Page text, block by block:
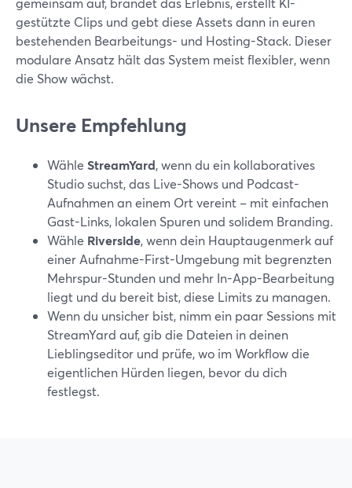
gestützte Clips und gebt diese Assets dann in euren
bestehenden Bearbeitungs- und Hosting-Stack. Dieser
modulare Ansatz hält das System meist flexibler, wenn
die Show wächst.
Unsere Empfehlung
Wähle StreamYard, wenn du ein kollaboratives
Studio suchst, das Live-Shows und Podcast-
Aufnahmen an einem Ort vereint – mit einfachen
Gast-Links, lokalen Spuren und solidem Branding.
Wähle Riverside, wenn dein Hauptaugenmerk auf
einer Aufnahme-First-Umgebung mit begrenzten
Mehrspur-Stunden und mehr In-App-Bearbeitung
liegt und du bereit bist, diese Limits zu managen.
Wenn du unsicher bist, nimm ein paar Sessions mit
StreamYard auf, gib die Dateien in deinen
Lieblingseditor und prüfe, wo im Workflow die
eigentlichen Hürden liegen, bevor du dich
festlegst.